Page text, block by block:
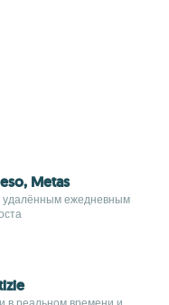
Metas
удалённым ежедневным